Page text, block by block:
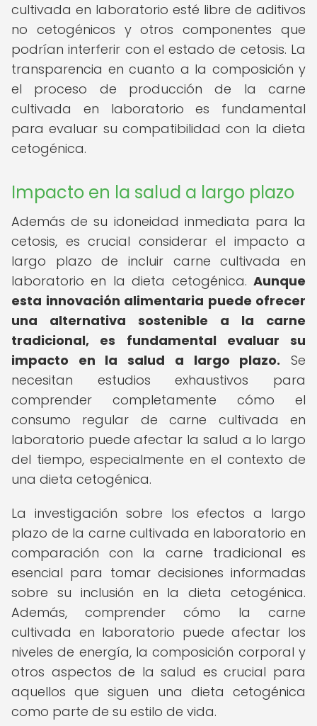
cultivada en laboratorio esté libre de aditivos
no cetogénicos y otros componentes que
podrían interferir con el estado de cetosis. La
transparencia en cuanto a la composición y
el proceso de producción de la carne
cultivada en laboratorio es fundamental
para evaluar su compatibilidad con la dieta
cetogénica.
Impacto en la salud a largo plazo
Además de su idoneidad inmediata para la
cetosis, es crucial considerar el impacto a
largo plazo de incluir carne cultivada en
laboratorio en la dieta cetogénica. Aunque
esta innovación alimentaria puede ofrecer
una alternativa sostenible a la carne
tradicional, es fundamental evaluar su
impacto en la salud a largo plazo. Se
necesitan estudios exhaustivos para
comprender completamente cómo el
consumo regular de carne cultivada en
laboratorio puede afectar la salud a lo largo
del tiempo, especialmente en el contexto de
una dieta cetogénica.
La investigación sobre los efectos a largo
plazo de la carne cultivada en laboratorio en
comparación con la carne tradicional es
esencial para tomar decisiones informadas
sobre su inclusión en la dieta cetogénica.
Además, comprender cómo la carne
cultivada en laboratorio puede afectar los
niveles de energía, la composición corporal y
otros aspectos de la salud es crucial para
aquellos que siguen una dieta cetogénica
como parte de su estilo de vida.